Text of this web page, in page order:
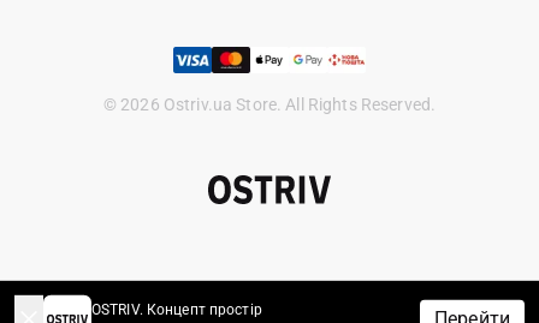
© 2026 Ostriv.ua Store. All Rights Reserved.
OSTRIV. Концепт простір